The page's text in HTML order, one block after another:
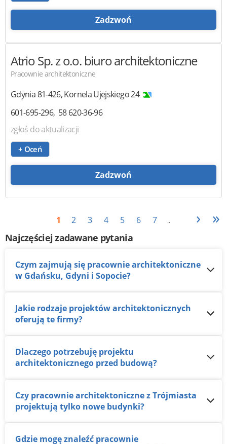
Zadzwoń
Atrio Sp. z o.o. biuro architektoniczne
Pracownie architektoniczne
Gdynia81-426,Kornela Ujejskiego 24
601-695-296 58 620-36-96
zgłoś do aktualizacji
+ Oceń
Zadzwoń
1 2 3 4 5 6 7 .. › »
Najczęściej zadawane pytania
Czym zajmują się pracownie architektoniczne
w Gdańsku, Gdyni i Sopocie?
Jakie rodzaje projektów architektonicznych
oferują te firmy?
Dlaczego potrzebuję projektu
architektonicznego przed budową?
Czy pracownie architektoniczne z Trójmiasta
projektują tylko nowe budynki?
Gdzie mogę znaleźć pracownie